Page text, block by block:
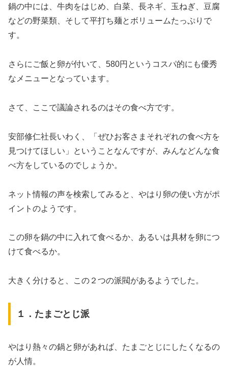
鍋の中には、牛肉をはじめ、白菜、長ネギ、玉ねぎ、豆腐
などの野菜類、そして平打ち麺とボリュームたっぷりで
す。
さらにご飯と卵が付いて、580円というコスパ的にも優秀
なメニューとなっています。
さて、ここで議論されるのはその食べ方です。
安部修仁社長いわく、「ぜひお客さまそれぞれの食べ方を
見つけてほしい」ということなんですが、みんなどんな食
べ方をしているのでしょうか。
ネット情報の声を検索してみると、やはり卵の使い方がポ
イントのようです。
この卵を鍋の中に入れて食べるか、あるいは具材を卵につ
けて食べるか。
大きく分けると、この２つの派閥があるようでした。
１．たまごとじ派
やはり熱々の鍋と卵があれば、たまごとじにしたくなるの
が人情。